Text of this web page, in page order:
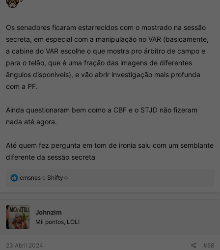
Os senadores ficaram estarrecidos com o mostrado na sessão
secreta, em especial com a manipulação no VAR (basicamente,
a cabine do VAR escolhe o que mostra pro árbitro de campo e
para o telão, que é uma fração das imagens de diferentes
ângulos disponíveis), e vão abrir investigação mais profunda
com a PF.
Ainda questionaram bem como a CBF e o STJD não fizeram
nada até agora.
Até quem fez pergunta em tom de ironia saiu com um semblante
diferente da sessão secreta
R
ç
õ
e
s
cmsnes e Shifty♤
Johnzim
Mil pontos, LOL!
23 Abril 2024 #68